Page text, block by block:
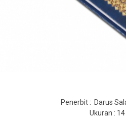
Penerbit : Darus
Ukuran :